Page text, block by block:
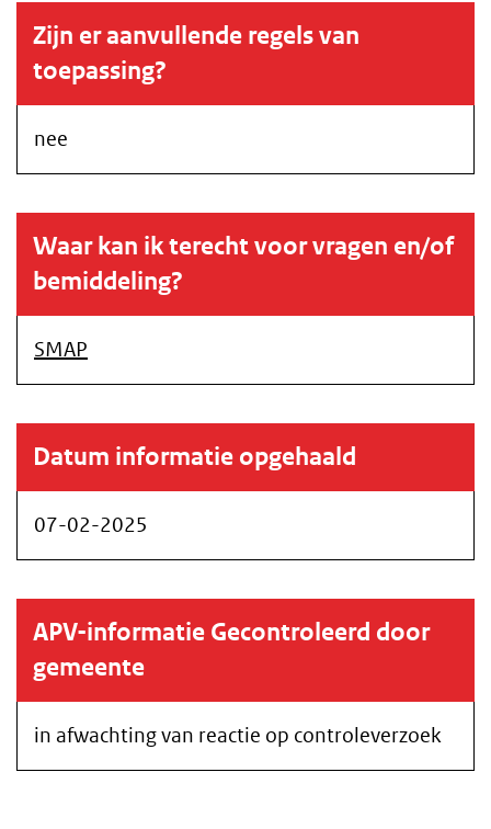
Zijn er aanvullende regels van
toepassing?
nee
Waar kan ik terecht voor vragen en/of
bemiddeling?
SMAP
Datum informatie opgehaald
07-02-2025
APV-informatie Gecontroleerd door
gemeente
in afwachting van reactie op controleverzoek